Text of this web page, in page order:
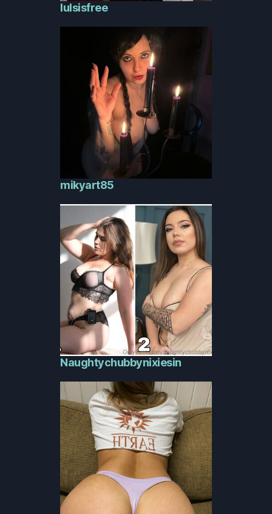
lulsisfree
mikyart85
Naughtychubbynixiesin